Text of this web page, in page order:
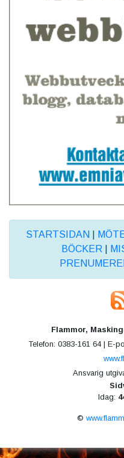
STARTSIDAN
BÖCKER|
Flammor,
Telefon: 0383-161 64 | E-
Ansvarig
Idag:
©